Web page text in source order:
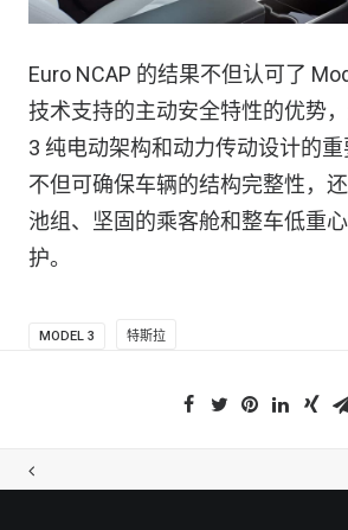
Euro NCAP 的结果不但认可了
技术支持的主动安全特性的优势
3 纯电动架构和动力传动设计的
不但可确保车辆的结构完整性，
池组、坚固的乘客舱和整车低重
护。
MODEL 3 特斯拉